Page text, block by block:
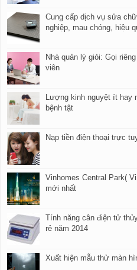
Cung cấp dịch vụ sửa
nghiệp, mau chóng, hiệu
Nhà quản lý giỏi: Gọi
viên
Lượng kinh nguyệt ít hay
bệnh tật
Nạp tiền điện thoại trực
Vinhomes Central Park(
mới nhất
Tính năng cân điện tử
rẻ năm 2014
Xuất hiện mẫu thử màn